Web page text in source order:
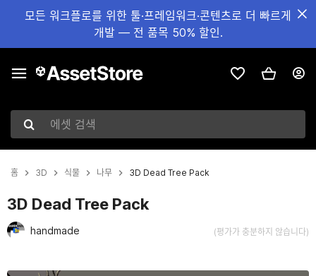
모든 워크플로를 위한 툴·프레임워크·콘텐츠로 더 빠르게
개발 — 전 품목 50% 할인.
에셋 검색
홈 3D 식물 나무 3D Dead Tree Pack
3D Dead Tree Pack
handmade (평가가 충분하지 않습니다)